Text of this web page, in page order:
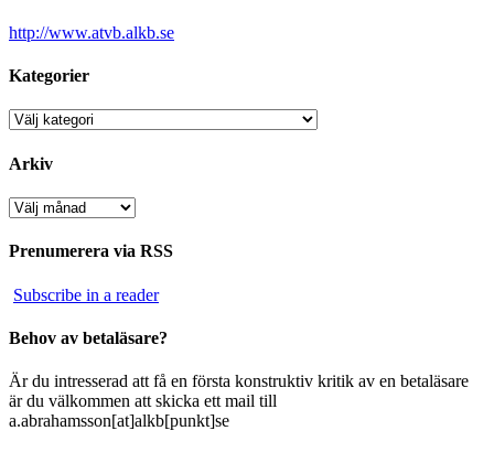
http://www.atvb.alkb.se
Kategorier
Kategorier
Arkiv
Arkiv
Prenumerera via RSS
Subscribe in a reader
Behov av betaläsare?
Är du intresserad att få en första konstruktiv kritik av en betaläsare
är du välkommen att skicka ett mail till
a.abrahamsson[at]alkb[punkt]se